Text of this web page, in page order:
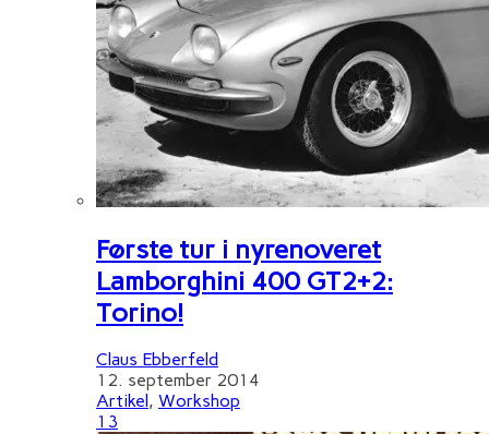
Første tur i nyrenoveret
Lamborghini 400 GT2+2:
Torino!
Claus Ebberfeld
12. september 2014
Artikel , Workshop
13